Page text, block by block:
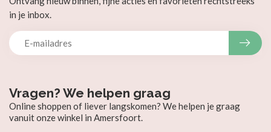
Vragen? We helpen graag
Online shoppen of liever langskomen? We helpen je graag
vanuit onze winkel in Amersfoort.
in je inbox.